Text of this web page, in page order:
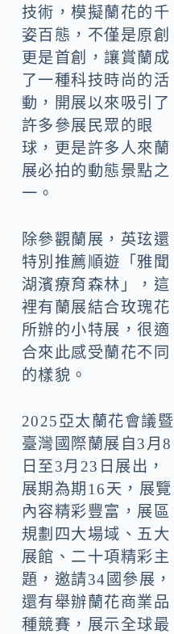
技術，模擬蘭花的千
姿百態，不僅是原創
更是首創，讓賞蘭成
了一種科技時尚的活
動，開展以來吸引了
許多參展民眾的眼
球，更是許多人來蘭
展必拍的動態景點之
一。
除參觀蘭展，英玹還
特別推薦順遊「雅聞
湖濱療育森林」，這
裡有蘭展結合玫瑰花
所辦的小特展，很適
合來此感受蘭花不同
的樣貌。
2025亞太蘭花會議暨
臺灣國際蘭展自3月8
日至3月23日展出，
展期為期16天，展覽
內容精彩豐富，展區
規劃四大場域、五大
展館、二十項精彩主
題，邀請34國參展，
還有舉辦蘭花商業品
種競賽，展示全球最